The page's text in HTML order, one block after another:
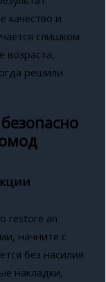
качество и
слишком
возраста,
решили
restore an
начните с
без насилия.
накладки,